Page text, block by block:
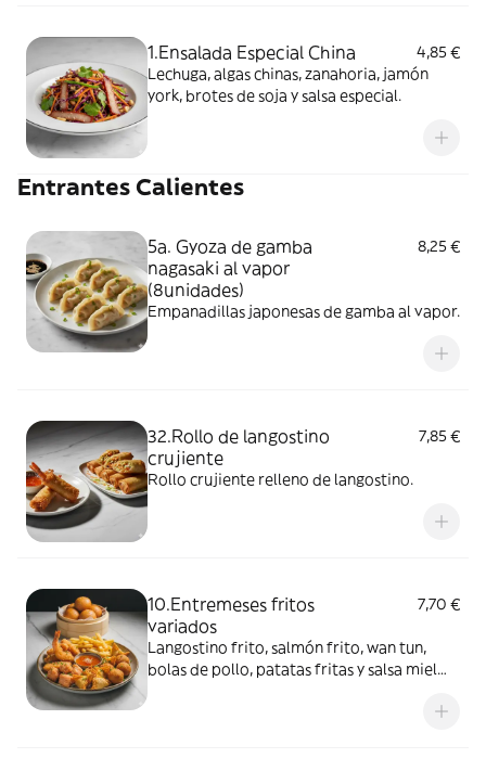
1.Ensalada Especial China
4,85 €
Lechuga, algas chinas, zanahoria, jamón
york, brotes de soja y salsa especial.
Entrantes Calientes
5a. Gyoza de gamba
nagasaki al vapor
(8unidades)
8,25 €
Empanadillas japonesas de gamba al vapor.
32.Rollo de langostino
crujiente
7,85 €
Rollo crujiente relleno de langostino.
10.Entremeses fritos
variados
7,70 €
Langostino frito, salmón frito, wan tun,
bolas de pollo, patatas fritas y salsa miel